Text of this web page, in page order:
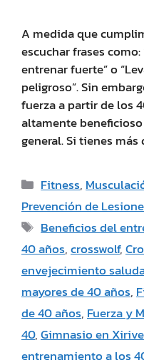
A medida que
escuchar frases
entrenar fuerte” o
peligroso”. Sin
fuerza a partir de los
altamente
general. Si tienes más
Fitness,
Prevención de
Beneficios del
40 años,crosswolf,
envejecimiento
mayores de 40 años,
de 40 años, Fuerza y
40,Gimnasio en
entrenamiento a los